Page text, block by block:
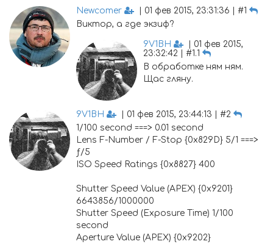
Newcomer
| 01 фев 2015, 23:31:36 | #1
Виктор, а где экзиф?
9V1BH
| 01 фев 2015,
23:32:42 | #1.1
В обработке ням ням.
Щас гляну.
9V1BH
| 01 фев 2015, 23:44:13 | #2
1/100 second ===> 0.01 second
Lens F-Number / F-Stop {0x829D} 5/1 ===>
ƒ/5
ISO Speed Ratings {0x8827} 400
Shutter Speed Value (APEX) {0x9201}
6643856/1000000
Shutter Speed (Exposure Time) 1/100
second
Aperture Value (APEX) {0x9202}